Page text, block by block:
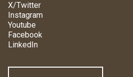
X/Twitter
Instagram
Youtube
Facebook
LinkedIn